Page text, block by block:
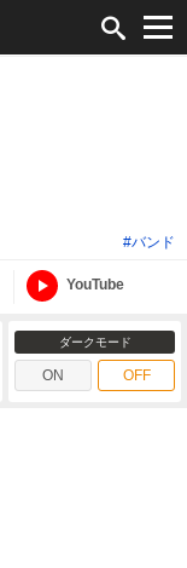
#バンド
YouTube
ダークモード
ON OFF